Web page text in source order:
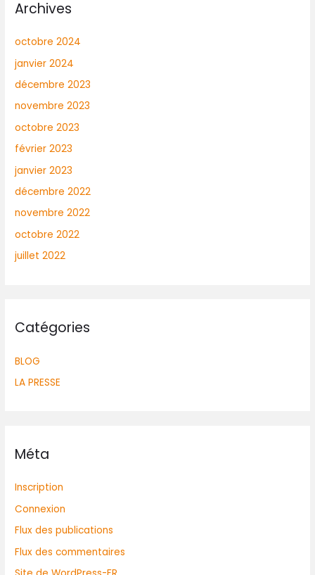
Archives
octobre 2024
janvier 2024
décembre 2023
novembre 2023
octobre 2023
février 2023
janvier 2023
décembre 2022
novembre 2022
octobre 2022
juillet 2022
Catégories
BLOG
LA PRESSE
Méta
Inscription
Connexion
Flux des publications
Flux des commentaires